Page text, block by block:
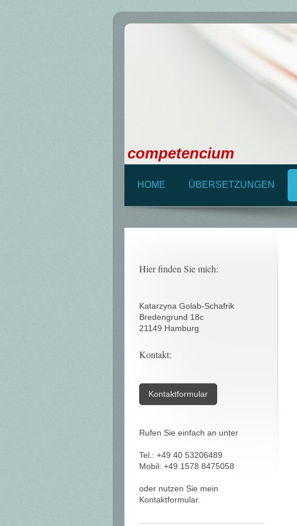
competencium
HOME ÜBERSETZUNGEN
Hier finden Sie mich:
Katarzyna Golab-Schafrik
Bredengrund 18c
21149 Hamburg
Kontakt:
Kontaktformular
Rufen Sie einfach an unter
Tel.: +49 40 53206489
Mobil: +49 1578 8475058
oder nutzen Sie mein
Kontaktformular.